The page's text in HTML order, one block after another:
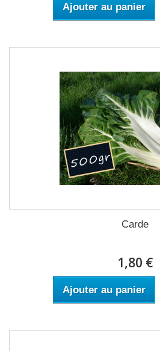
Ajouter au panier
Carde
1,80 €
Ajouter au panier